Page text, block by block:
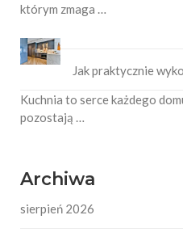
którym zmaga …
Jak praktycznie
Kuchnia to serce każdego
pozostają …
Archiwa
sierpień 2026